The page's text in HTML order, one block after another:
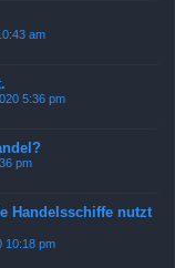
am
5:36 pm
pm
Handelsschiffe nutzt
10:18 pm